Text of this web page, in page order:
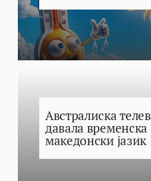
Австралиска
давала
македонски јазик